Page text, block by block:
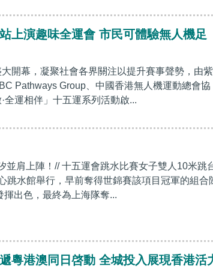
上演趣味全運會 市民可體驗無人機足
開幕，凝聚社會各界關注以提升賽事聲勢，由
Pathways Group、中國香港無人機運動總會協
全運相伴」十五運系列活動啟...
並肩上陣！// 十五運會跳水比賽女子雙人10米跳
跳水館舉行，早前奪得世錦賽該項目冠軍的組合
出色，最終為上海隊奪...
粵港澳同日啓動 全城投入展現香港活